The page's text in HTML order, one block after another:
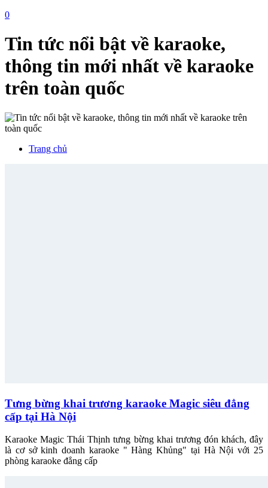
0
Tin tức nổi bật về karaoke,
thông tin mới nhất về karaoke
trên toàn quốc
Trang chủ
Tưng bừng khai trương karaoke Magic siêu đẳng
cấp tại Hà Nội
Karaoke Magic Thái Thịnh tưng bừng khai trương đón khách, đây
là cơ sở kinh doanh karaoke " Hàng Khủng" tại Hà Nội với 25
phòng karaoke đẳng cấp